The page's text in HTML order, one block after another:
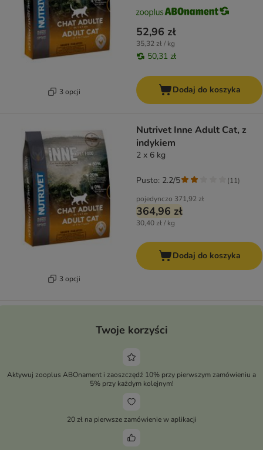
3 opcji
52,96 zł
35,32 zł / kg
50,31 zł
Dodaj do koszyka
3 opcji
Nutrivet Inne Adult Cat, z
indykiem
2 x 6 kg
pojedynczo 371,92 zł
364,96 zł
30,40 zł / kg
Pusto: 2.2/5 (11)
Dodaj do koszyka
Twoje korzyści
Aktywuj zooplus ABOnament i zaoszczędź 10% przy pierwszym zamówieniu a
5% przy każdym kolejnym!
20 zł na pierwsze zamówienie w aplikacji